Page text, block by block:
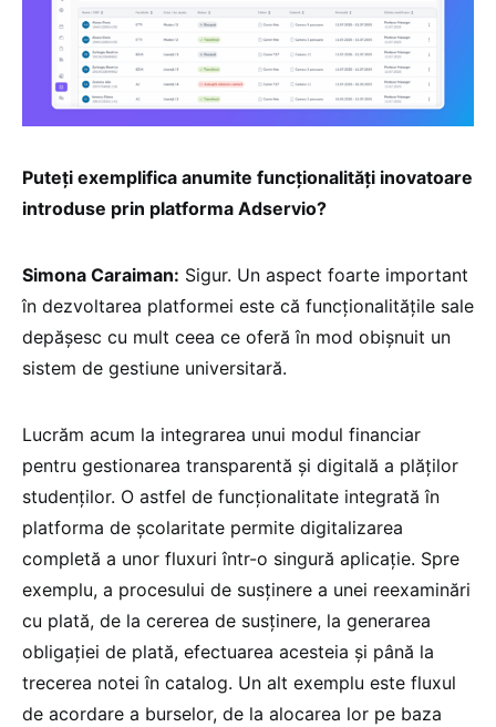
Puteți exemplifica anumite funcționalități inovatoare
introduse prin platforma Adservio?
Simona Caraiman: Sigur. Un aspect foarte important
în dezvoltarea platformei este că funcționalitățile sale
depășesc cu mult ceea ce oferă în mod obișnuit un
sistem de gestiune universitară.
Lucrăm acum la integrarea unui modul financiar
pentru gestionarea transparentă și digitală a plăților
studenților. O astfel de funcționalitate integrată în
platforma de școlaritate permite digitalizarea
completă a unor fluxuri într-o singură aplicație. Spre
exemplu, a procesului de susținere a unei reexaminări
cu plată, de la cererea de susținere, la generarea
obligației de plată, efectuarea acesteia și până la
trecerea notei în catalog. Un alt exemplu este fluxul
de acordare a burselor, de la alocarea lor pe baza